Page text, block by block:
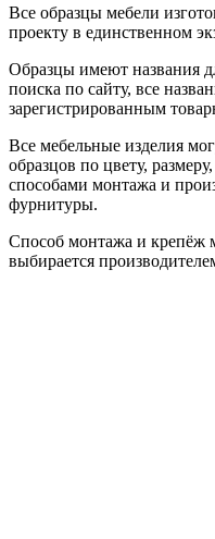
Все образцы мебели
проекту в единственном
Образцы имеют названия
поиска по сайту, все
зарегистрированным
Все мебельные изделия
образцов по цвету,
способами монтажа и
фурнитуры.
Способ монтажа и крепёж
выбирается